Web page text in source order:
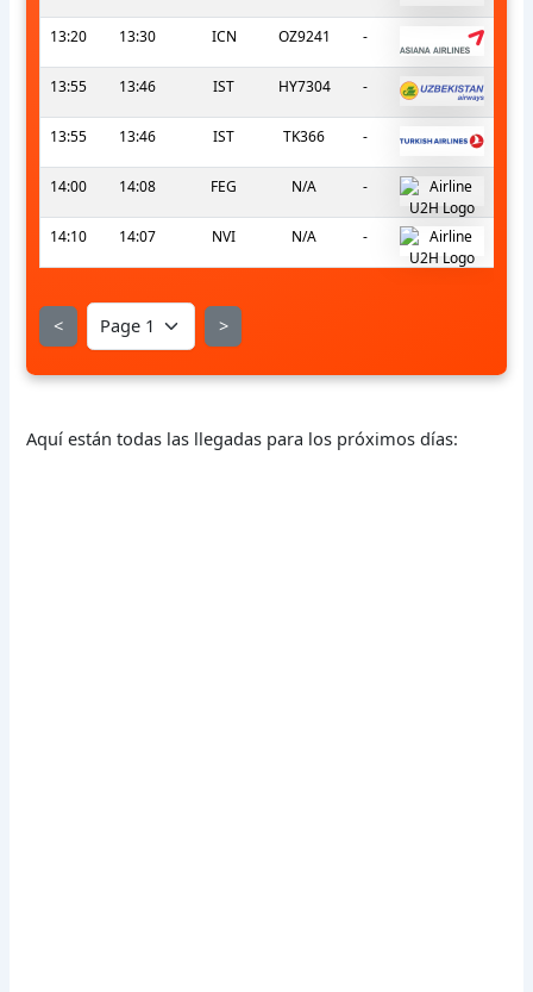
13:20 13:30 ICN OZ9241 -
13:55 13:46 IST HY7304 -
13:55 13:46 IST TK366 -
14:00 14:08 FEG N/A -
14:10 14:07 NVI N/A -
< >
Aquí están todas las llegadas para los próximos días: